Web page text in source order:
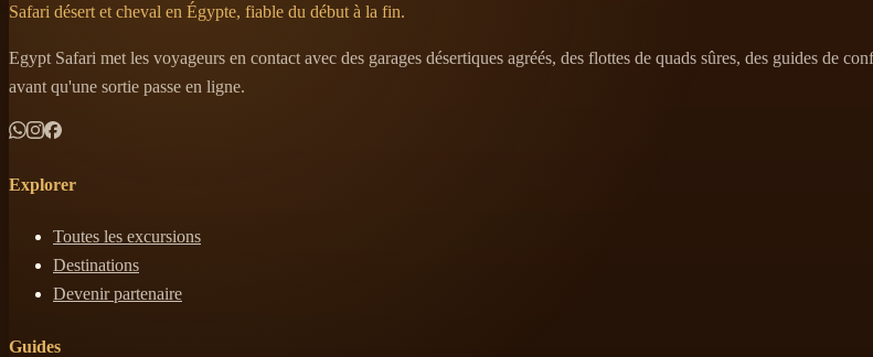
Safari désert et cheval en Égypte, fiable du début à la fin.
Egypt Safari met les voyageurs en contact avec des garages désertiques agréés, des flottes de quads sûres, des guides de
avant qu'une sortie passe en ligne.
Explorer
Toutes les excursions
Destinations
Devenir partenaire
Guides